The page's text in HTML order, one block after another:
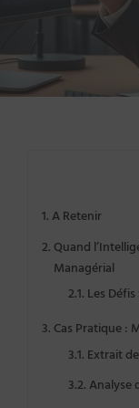
A Retenir
Quand
Managérial
Les
Cas Pratique :
Extrait
Analyse